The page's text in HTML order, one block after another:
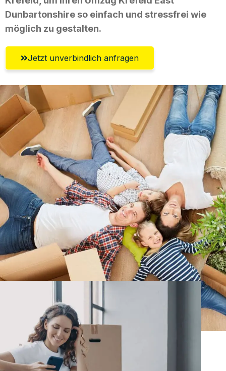
Dunbartonshire so einfach und stressfrei wie
möglich zu gestalten.
Jetzt unverbindlich anfragen